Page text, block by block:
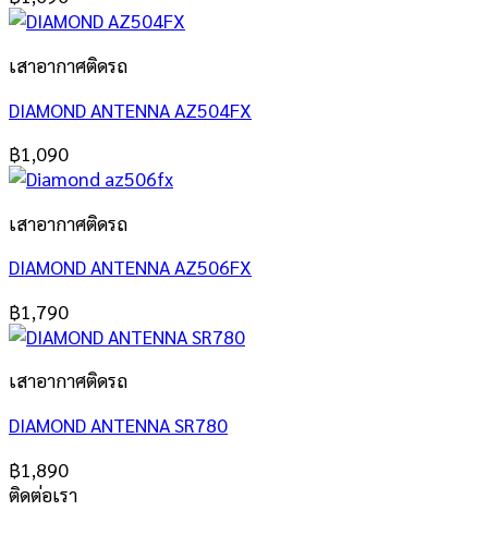
เสาอากาศติดรถ
DIAMOND ANTENNA AZ504FX
฿1,090
เสาอากาศติดรถ
DIAMOND ANTENNA AZ506FX
฿1,790
เสาอากาศติดรถ
DIAMOND ANTENNA SR780
฿1,890
ติดต่อเรา